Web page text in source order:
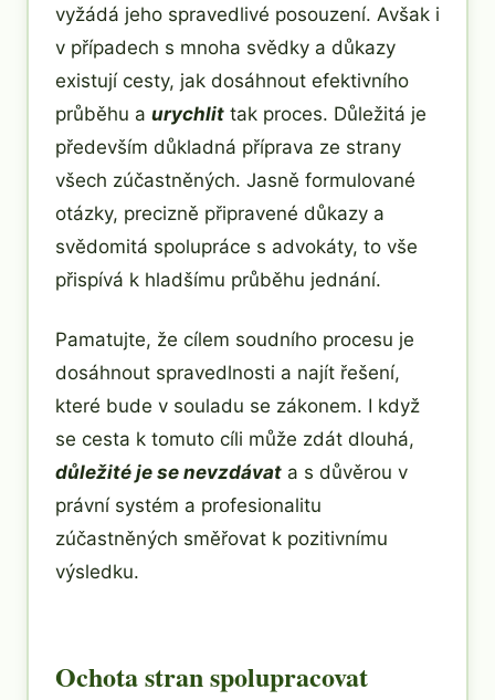
vyžádá jeho spravedlivé posouzení. Avšak i
v případech s mnoha svědky a důkazy
existují cesty, jak dosáhnout efektivního
průběhu a urychlit tak proces. Důležitá je
především důkladná příprava ze strany
všech zúčastněných. Jasně formulované
otázky, precizně připravené důkazy a
svědomitá spolupráce s advokáty, to vše
přispívá k hladšímu průběhu jednání.
Pamatujte, že cílem soudního procesu je
dosáhnout spravedlnosti a najít řešení,
které bude v souladu se zákonem. I když
se cesta k tomuto cíli může zdát dlouhá,
důležité je se nevzdávat a s důvěrou v
právní systém a profesionalitu
zúčastněných směřovat k pozitivnímu
výsledku.
Ochota stran spolupracovat